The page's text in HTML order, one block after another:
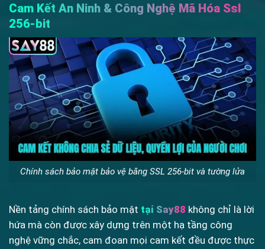
Cam Kết An Ninh & Công Nghệ Mã Hóa Ssl
256-bit
Chính sách bảo mật bảo vệ bằng SSL 256-bit và tường lửa
Nền tảng chính sách bảo mật tại Say88 không chỉ là lời
hứa mà còn được xây dựng trên một hạ tầng công
nghệ vững chắc, cam đoan mọi cam kết đều được thực